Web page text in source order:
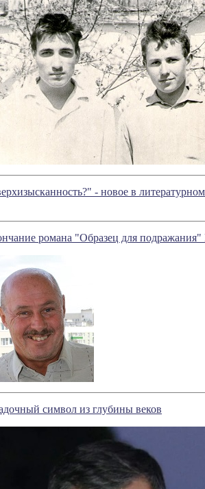
- новое в
романа "Образец для
символ из глубины веков